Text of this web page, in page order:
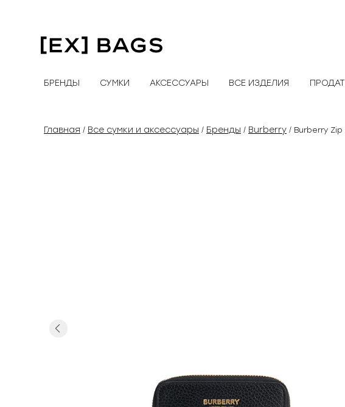
содержимому
БРЕНДЫ СУМКИ АКСЕССУАРЫ ВСЕ ИЗДЕЛИЯ
Главная / Все сумки и аксессуары / Бренды / Burberry / Burberry Zip
Previous